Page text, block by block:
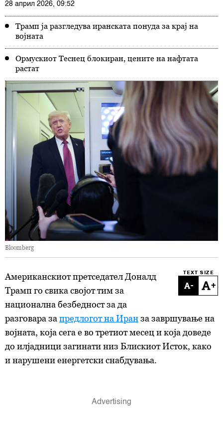
28 април 2026, 09:52
Трамп ја разгледува иранската понуда за крај на
војната
Ормускиот Теснец блокиран, цените на нафтата
растат
Bloomberg
TEXT SIZE
- +
Американскиот претседател Доналд
Трамп го свика својот тим за
национална безбедност за да
разговара за предлогот на Иранза завршување на
војната, која сега е во третиот месец и која доведе
до илјадници загинати низ Блискиот Исток, како
и нарушени енергетски снабдувања.